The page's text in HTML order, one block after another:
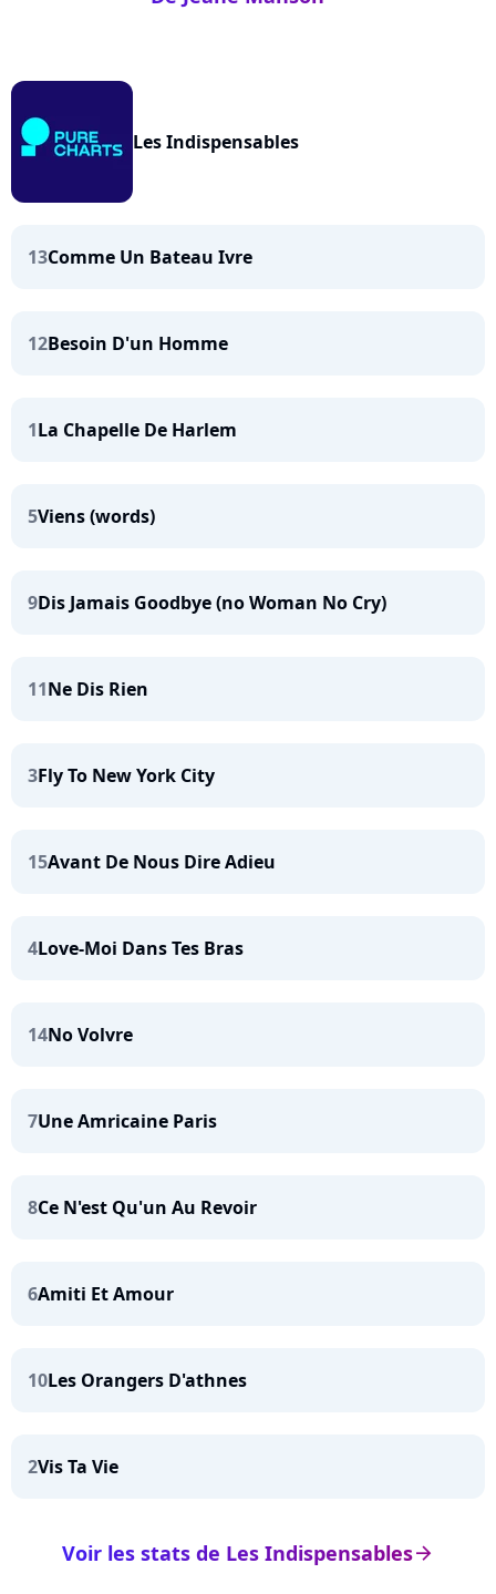
Les Indispensables
13Comme Un Bateau Ivre
12Besoin D'un Homme
1La Chapelle De Harlem
5Viens (words)
9Dis Jamais Goodbye (no Woman No Cry)
11Ne Dis Rien
3Fly To New York City
15Avant De Nous Dire Adieu
4Love-Moi Dans Tes Bras
14No Volvre
7Une Amricaine Paris
8Ce N'est Qu'un Au Revoir
6Amiti Et Amour
10Les Orangers D'athnes
2Vis Ta Vie
arrow_right
Voir les stats de Les Indispensables